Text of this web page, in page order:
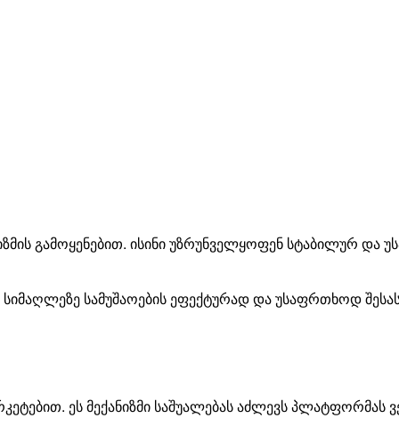
გამოყენებით. ისინი უზრუნველყოფენ სტაბილურ
სიმაღლეზე სამუშაოების ეფექტურადდაუსაფრთხოდ
. ესმექანიზმი საშუალებასაძლევსპლატფორმას